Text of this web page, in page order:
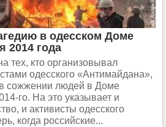
в одесском Доме
2014 года
тех, кто организовывал
одесского «Антимайдана»,
сожжении людей в Доме
го. На это указывает и
и активисты одесского
когда российские...